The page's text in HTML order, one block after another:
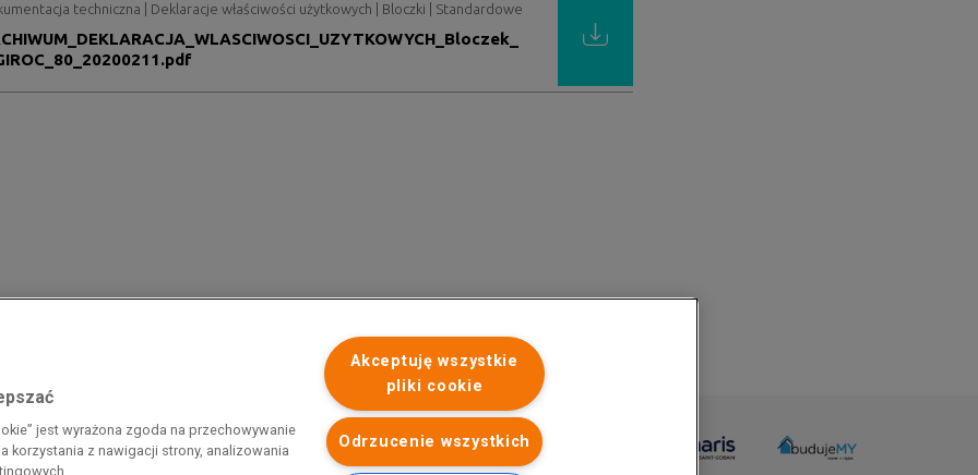
techniczna | Deklaracje właściwości użytkowych | Bloczki | Standardowe
i energii elektrycznej w 2023 r.”. Przedsiębiorca uzyskał
„Pomoc dla sektorów energochłonnych związana z nagłymi
jest wyrażona zgoda na przechowywanie
korzystania z nawigacji strony, analizowania
Akceptuję wszystkie
pliki cookie
Odrzucenie wszystkich